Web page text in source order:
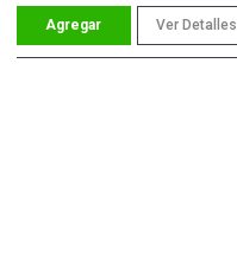
Ver Detalles